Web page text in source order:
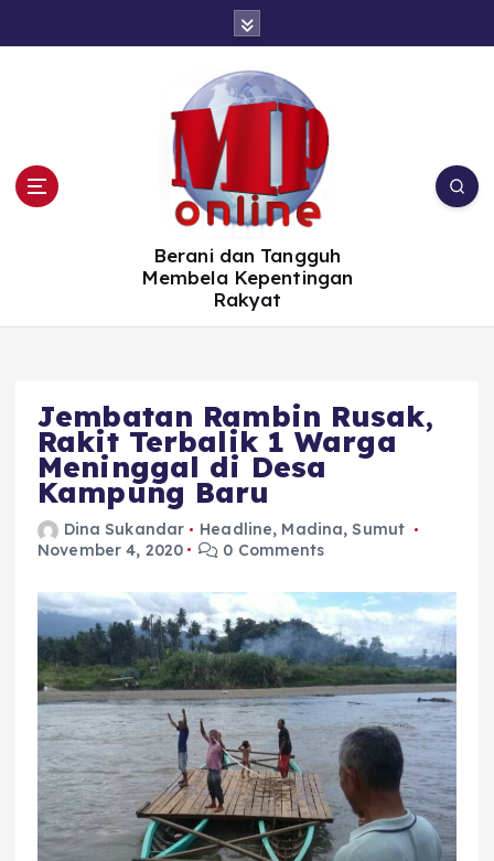
Berani dan Tangguh
Membela Kepentingan
Rakyat
Jembatan Rambin Rusak,
Rakit Terbalik 1 Warga
Meninggal di Desa
Kampung Baru
Dina Sukandar Headline, Madina,Sumut
November 4, 2020
0 Comments